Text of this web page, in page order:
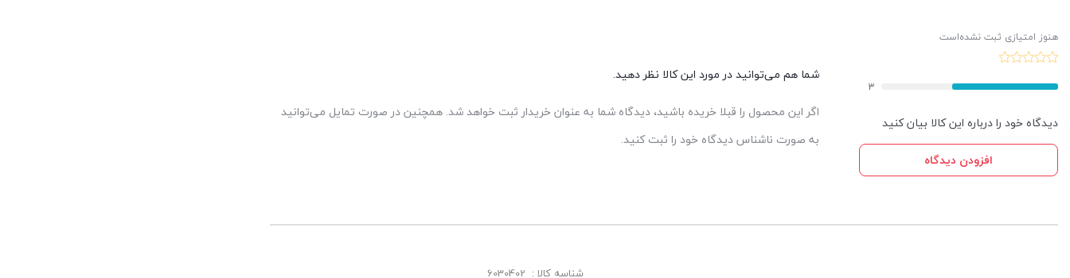
هنوز امتیازی ثبت نشده‌است
3
دیدگاه خود را درباره این کالا بیان کنید
افزودن دیدگاه
شما هم می‌توانید در مورد این کالا نظر دهید.
اگر این محصول را قبلا خریده باشید، دیدگاه شما به عنوان خریدار ثبت خواهد شد. همچنین در صورت تمایل می‌توانید
به صورت ناشناس دیدگاه خود را ثبت کنید.
شناسه کالا : 6030402